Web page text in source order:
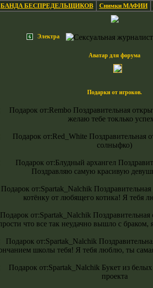
БАНДА БЕСПРЕДЕЛЬЩИКОВ Снимки МАФИИ
6 Электра
Аватар для форума
Подарки от игроков.